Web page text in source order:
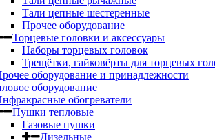
Тали цепные шестеренные
Прочее оборудование
Торцевые головки и аксессуары
Наборы торцевых головок
Трещётки, гайковёрты для торцевых
оборудование и принадлежности
оборудование
обогреватели
Пушки тепловые
Газовые пушки
Дизельные